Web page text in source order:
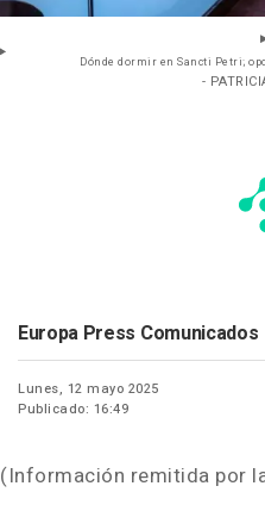
Dónde dormir en Sancti Petri;
-
Europa Press Comunicados
Lunes, 12 mayo 2025
Publicado: 16:49
(Información remitida por